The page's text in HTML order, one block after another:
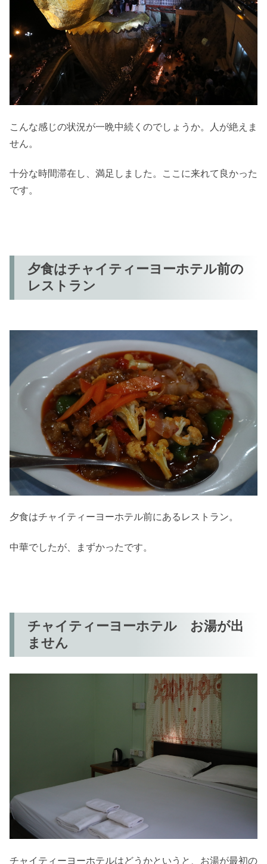
こんな感じの状況が一晩中続くのでしょうか。人が絶えま
せん。
十分な時間滞在し、満足しました。ここに来れて良かった
です。
夕食はチャイティーヨーホテル前の
レストラン
夕食はチャイティーヨーホテル前にあるレストラン。
中華でしたが、まずかったです。
チャイティーヨーホテル お湯が出
ません
チャイティーヨーホテルはどうかというと、お湯が最初の